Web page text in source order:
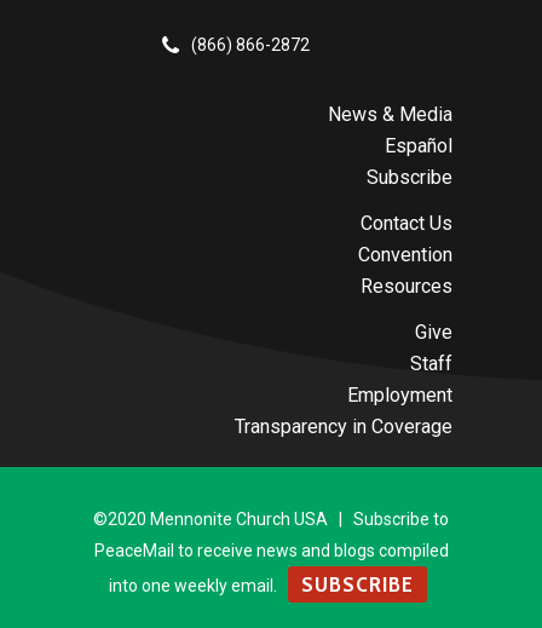
(866) 866-2872
News & Media
Español
Subscribe
Contact Us
Convention
Resources
Give
Staff
Employment
Transparency in Coverage
©2020 Mennonite Church USA | Subscribe to
PeaceMail to receive news and blogs compiled
into one weekly email.
SUBSCRIBE